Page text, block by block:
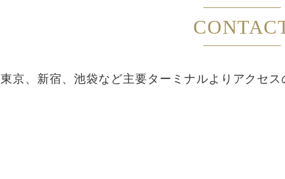
東京、新宿、池袋など主要ターミナルより アクセ